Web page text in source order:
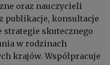
oraz nauczycieli
publikacje, konsultacje
strategie skutecznego
w rodzinach
krajów. Współpracuje